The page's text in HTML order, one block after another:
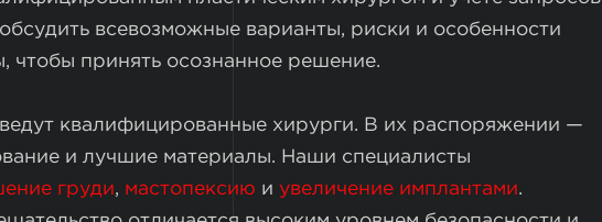
всевозможные варианты, риски и особенности
чтобы принять осознанное решение.
квалифицированные хирурги. В их распоряжении —
и лучшие материалы. Наши специалисты
груди, мастопексию и увеличение имплантами.